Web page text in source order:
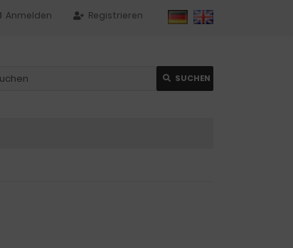
Registrieren
Anmelden
SUCHEN